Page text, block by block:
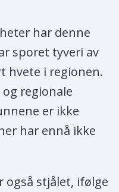
har denne
sporet tyveri av
hvete i regionen.
regionale
er ikke
har ennå ikke
også stjålet, ifølge